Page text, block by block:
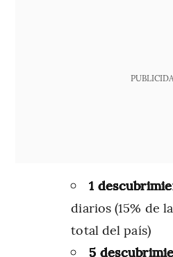
1
diarios (15% de
total del país)
5